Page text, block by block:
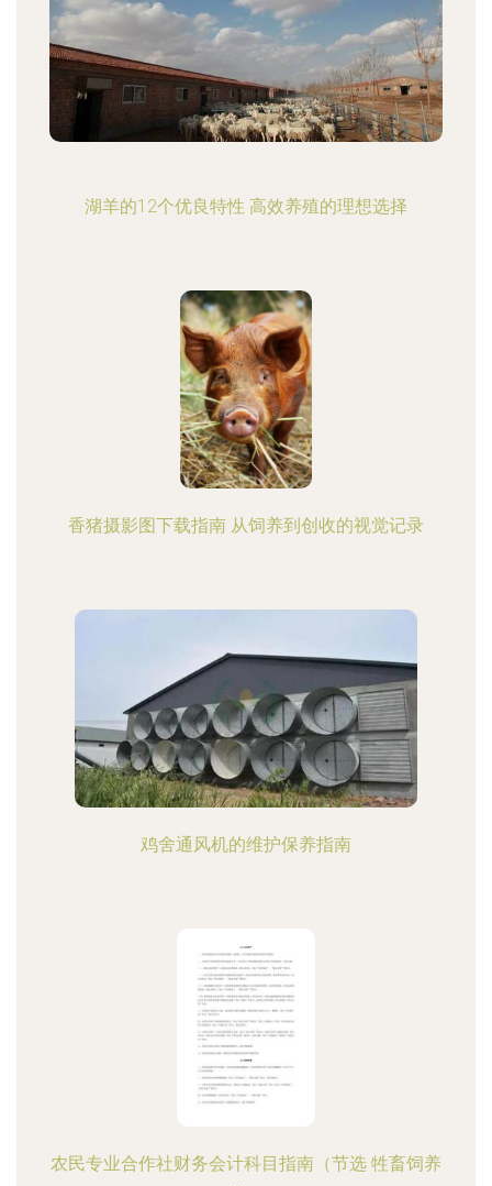
湖羊的12个优良特性 高效养殖的理想选择
香猪摄影图下载指南 从饲养到创收的视觉记录
鸡舍通风机的维护保养指南
农民专业合作社财务会计科目指南（节选 牲畜饲养